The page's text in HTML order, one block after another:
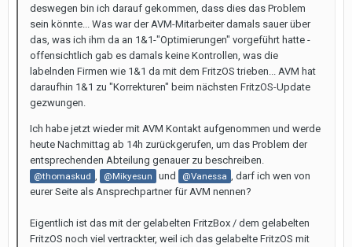
deswegen bin ich darauf gekommen, dass dies das Problem
sein könnte... Was war der AVM-Mitarbeiter damals sauer über
das, was ich ihm da an 1&1-"Optimierungen" vorgeführt hatte -
offensichtlich gab es damals keine Kontrollen, was die
labelnden Firmen wie 1&1 da mit dem FritzOS trieben... AVM hat
daraufhin 1&1 zu "Korrekturen" beim nächsten FritzOS-Update
gezwungen.
Ich habe jetzt wieder mit AVM Kontakt aufgenommen und werde
heute Nachmittag ab 14h zurückgerufen, um das Problem der
entsprechenden Abteilung genauer zu beschreiben.
@thomaskud , @Mikyesun und @Vanessa , darf ich wen von
eurer Seite als Ansprechpartner für AVM nennen?
Eigentlich ist das mit der gelabelten FritzBox / dem gelabelten
FritzOS noch viel vertrackter, weil ich das gelabelte FritzOS mit